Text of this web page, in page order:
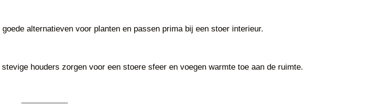
alternatieven voor planten en passen prima bij een stoer interieur.
houders zorgen voor een stoere sfeer en voegen warmte toe aan de ruimte.